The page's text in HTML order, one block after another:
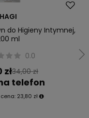
HAGI
do Higieny Intymnej,
ml
0.0
zł34,00 zł
telefon
23,80 zł